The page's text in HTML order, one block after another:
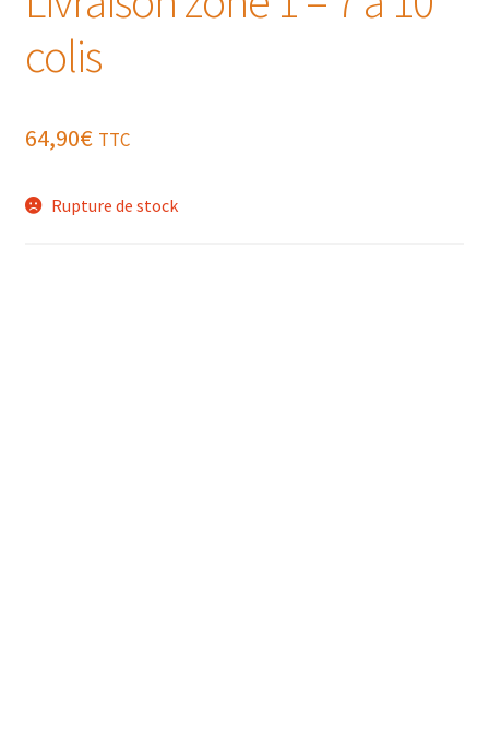
colis
64,90€ TTC
Rupture de stock